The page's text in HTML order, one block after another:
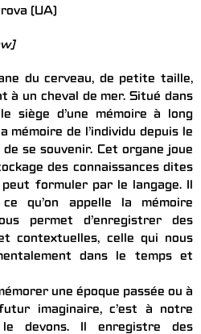
(UA)
du cerveau, de petite taille,
à un cheval de mer. Situé dans
siège d’une mémoire à long
de l’individu depuis le
se souvenir. Cet organe joue
des connaissances dites
peut formuler par le langage. Il
qu’on appelle la mémoire
permet d’enregistrer des
contextuelles, celle qui nous
dans le temps et
une époque passée ou à
imaginaire, c’est à notre
le devons. Il enregistre des